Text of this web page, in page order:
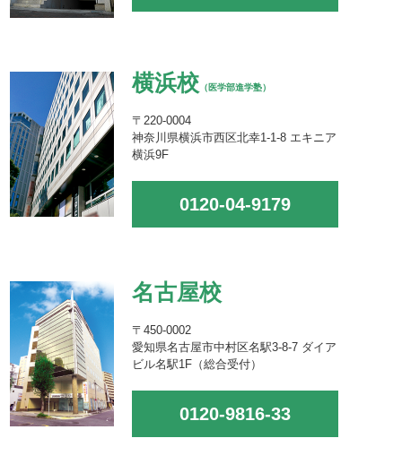
横浜校 （医学部進学塾）
〒220-0004
神奈川県横浜市西区北幸1-1-8 エキニア
横浜9F
0120-04-9179
名古屋校
〒450-0002
愛知県名古屋市中村区名駅3-8-7 ダイア
ビル名駅1F（総合受付）
0120-9816-33